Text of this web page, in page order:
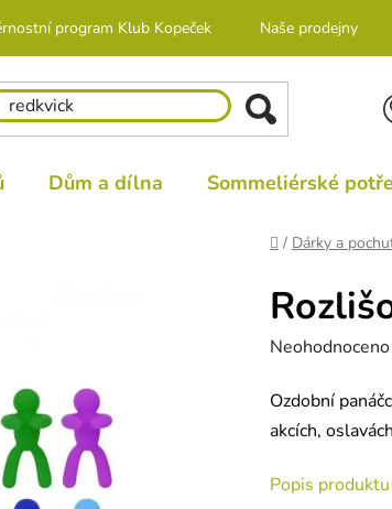
program Klub Kopeček Naše prodejny
Dům a dílna Sommeliérské
Domů
/ Dárky a
Průměrné
produktu
je
z
Neohodnoceno
Ozdobní
akcích,
Popis produktu